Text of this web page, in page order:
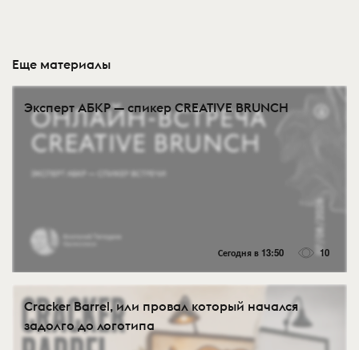
Еще материалы
Эксперт АБКР — спикер CREATIVE BRUNCH
Сегодня в 13:50 10
Cracker Barrel, или провал который начался
задолго до логотипа